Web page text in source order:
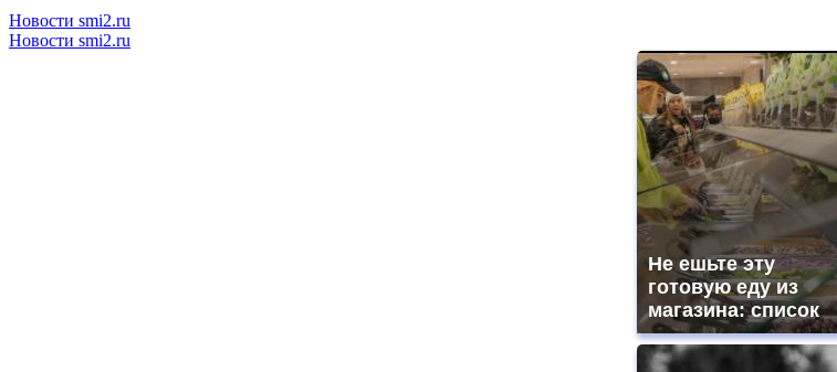
Новости smi2.ru
Новости smi2.ru
Не ешьте эту
готовую еду из
магазина: список